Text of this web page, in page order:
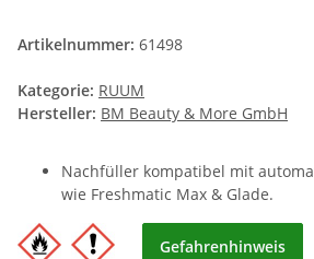
Artikelnummer: 61498
Kategorie: RUUM
Hersteller: BM Beauty & More GmbH
Nachfüller kompatibel mit
wie Freshmatic Max & Glade.
Gefahrenhinweis